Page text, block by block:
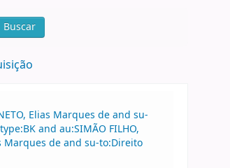
Buscar
Elias Marques de and su-
and au:SIMÃO FILHO,
Marques de and su-to:Direito